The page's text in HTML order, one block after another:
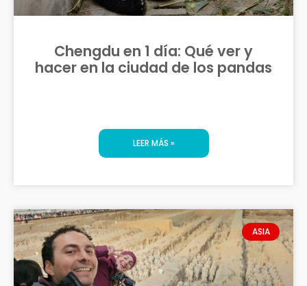
Chengdu en 1 día: Qué ver y
hacer en la ciudad de los pandas
LEER MÁS »
ASIA